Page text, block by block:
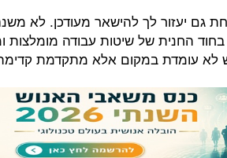
יעזור לך להישאר מעודכן. לא
החנית של שיטות עבודה מומלצות
לא עומדת במקום אלא מתקדמת